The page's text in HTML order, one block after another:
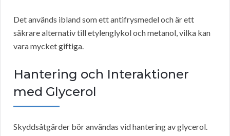
Det används ibland som ett antifrysmedel och är ett
säkrare alternativ till etylenglykol och metanol, vilka kan
vara mycket giftiga.
Hantering och Interaktioner
med Glycerol
Skyddsåtgärder bör användas vid hantering av glycerol.